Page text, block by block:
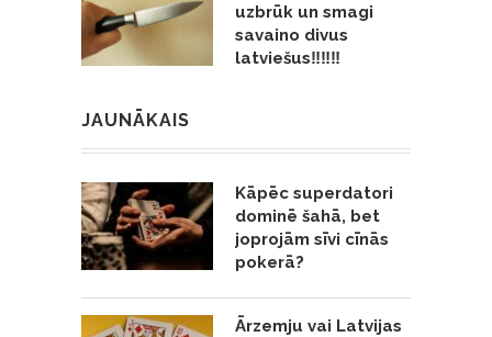
uzbrūk un smagi
savaino divus
latviešus‼️‼️‼️
JAUNĀKAIS
Kāpēc superdatori
dominē šahā, bet
joprojām sīvi cīnās
pokerā?
Ārzemju vai Latvijas